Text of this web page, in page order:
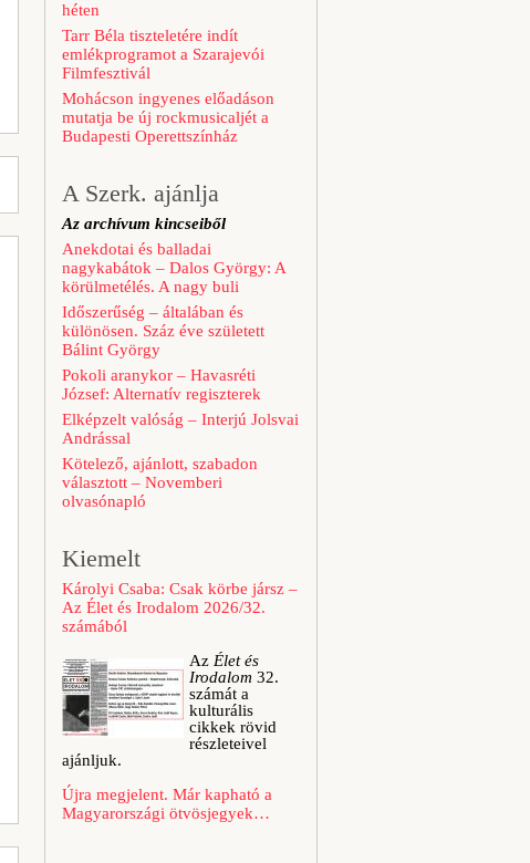
héten
Tarr Béla tiszteletére indít
emlékprogramot a Szarajevói
Filmfesztivál
Mohácson ingyenes előadáson
mutatja be új rockmusicaljét a
Budapesti Operettszínház
A Szerk. ajánlja
Az archívum kincseiből
Anekdotai és balladai
nagykabátok – Dalos György: A
körülmetélés. A nagy buli
Időszerűség – általában és
különösen. Száz éve született
Bálint György
Pokoli aranykor – Havasréti
József: Alternatív regiszterek
Elképzelt valóság – Interjú Jolsvai
Andrással
Kötelező, ajánlott, szabadon
választott – Novemberi
olvasónapló
Kiemelt
Károlyi Csaba: Csak körbe jársz –
Az Élet és Irodalom 2026/32.
számából
Az Élet és
Irodalom 32.
számát a
kulturális
cikkek rövid
részleteivel
ajánljuk.
Újra megjelent. Már kapható a
Magyarországi ötvösjegyek…